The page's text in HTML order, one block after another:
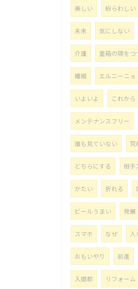
美しい 紛らわしい
未来 気にしない
介護 重箱の隅をつ
繊細 エルニーニョ
いよいよ これから
メンテナンスフリー
誰も見ていない 究
どちらにする 相手
かたい 折れる
ビールうまい 発展
スマホ なぜ 人
おもいやり 前進
入間郡 リフォーム